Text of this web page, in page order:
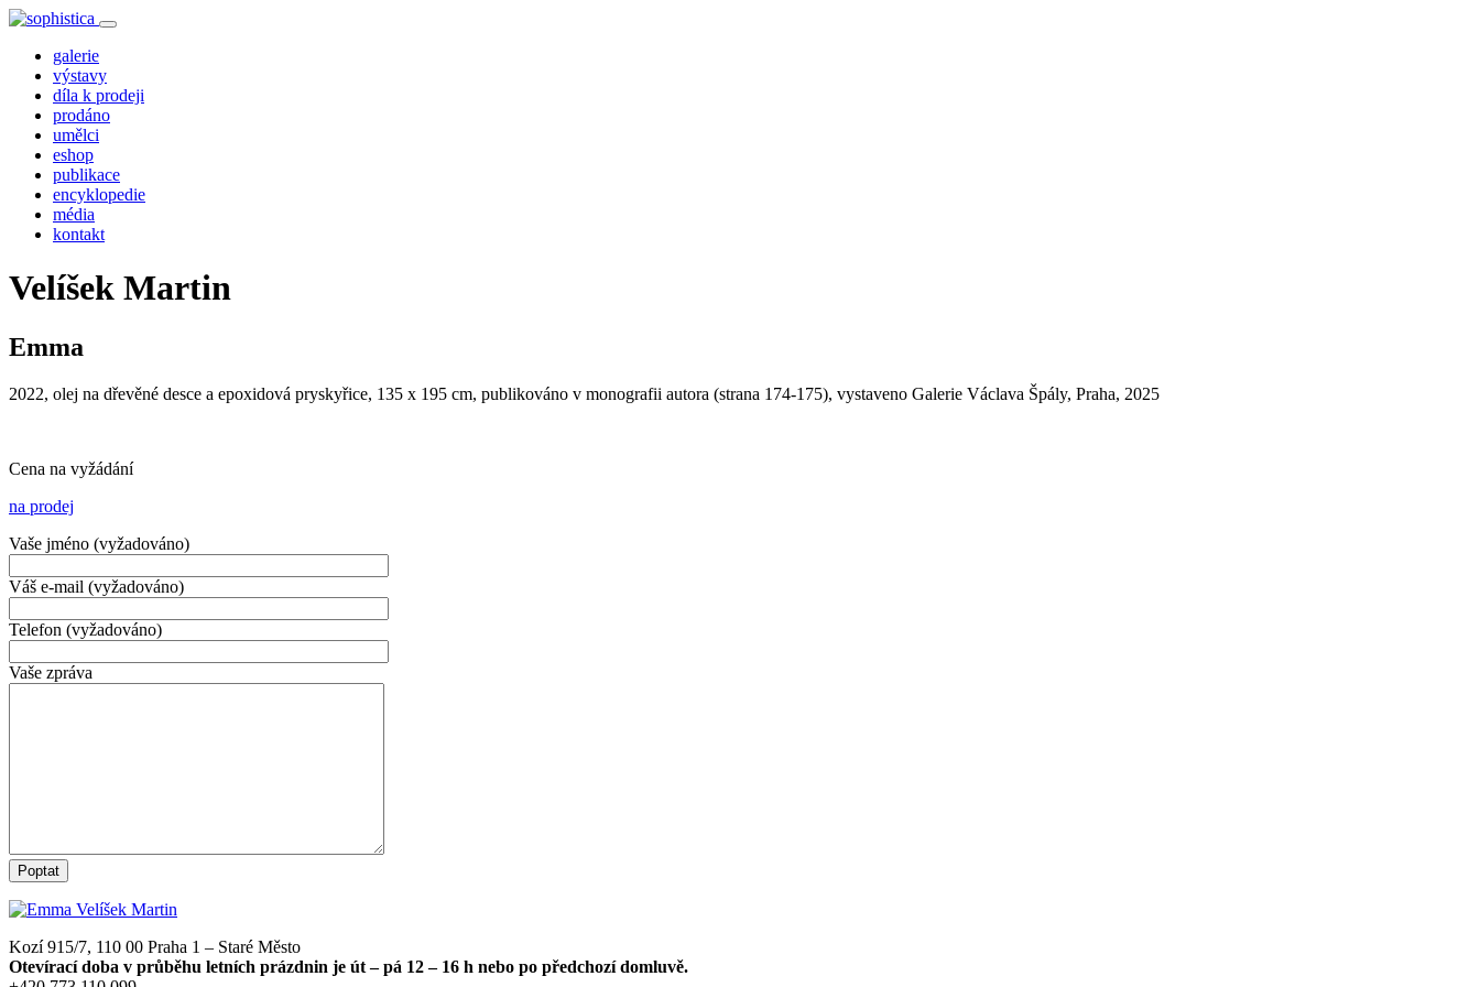
galerie
výstavy
díla k prodeji
prodáno
umělci
eshop
publikace
encyklopedie
média
kontakt
Velíšek Martin
Emma
2022, olej na dřevěné desce a epoxidová pryskyřice, 135 x 195 cm, publikováno v monografii autora (strana 174-175), vystaveno Galerie Václava Špály, Praha, 2025
Cena na vyžádání
na prodej
Vaše jméno (vyžadováno)
Váš e-mail (vyžadováno)
Telefon (vyžadováno)
Vaše zpráva
Kozí 915/7, 110 00 Praha 1 – Staré Město
Otevírací doba v průběhu letních prázdnin je út – pá 12 – 16 h nebo po předchozí domluvě.